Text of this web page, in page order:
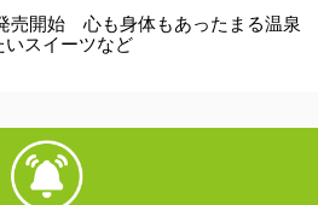
売開始 心も身体もあったまる温泉
スイーツなど